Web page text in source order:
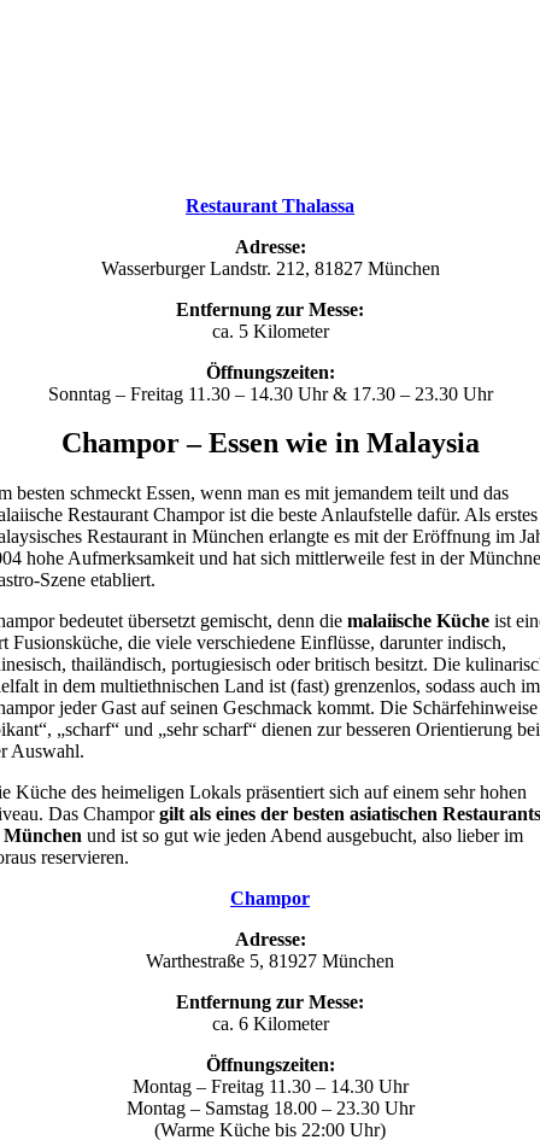
Restaurant Thalassa
Adresse:
Wasserburger Landstr. 212, 81827 München
Entfernung zur Messe:
ca. 5 Kilometer
Öffnungszeiten:
Sonntag – Freitag 11.30 – 14.30 Uhr & 17.30 – 23.30 Uhr
Champor – Essen wie in Malaysia
besten schmeckt Essen, wenn man es mit jemandem teilt und das
Restaurant Champor ist die beste Anlaufstelle dafür. Als erstes
Restaurant in München erlangte es mit der Eröffnung im
hohe Aufmerksamkeit und hat sich mittlerweile fest in der
Szene etabliert.
bedeutet übersetzt gemischt, denn die malaiische Kücheist
Fusionsküche, die viele verschiedene Einflüsse, darunter indisch,
thailändisch, portugiesisch oder britisch besitzt. Die
in dem multiethnischen Land ist (fast) grenzenlos, sodass auch im
jeder Gast auf seinen Geschmack kommt. Die Schärfehinweise
„scharf“ und „sehr scharf“ dienen zur besseren Orientierung bei
Auswahl.
Küche des heimeligen Lokals präsentiert sich auf einem sehr hohen
Das Champorgilt als eines der besten asiatischen Restaurants
und ist so gut wie jeden Abend ausgebucht, also lieber im
reservieren.
Champor
Adresse:
Warthestraße 5, 81927 München
Entfernung zur Messe:
ca. 6 Kilometer
Öffnungszeiten:
Montag – Freitag 11.30 – 14.30 Uhr
Montag – Samstag 18.00 – 23.30 Uhr
(Warme Küche bis 22:00 Uhr)